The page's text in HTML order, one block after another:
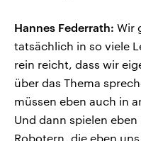
Hannes Federrath: Wir
tatsächlich in so viele
rein reicht, dass wir
über das Thema
müssen eben auch in
Und dann spielen
Robotern, die eben